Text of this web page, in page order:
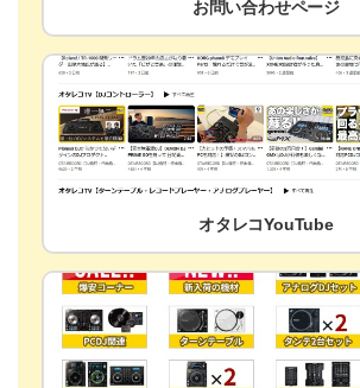
お問い合わせページ
オタレコYouTube